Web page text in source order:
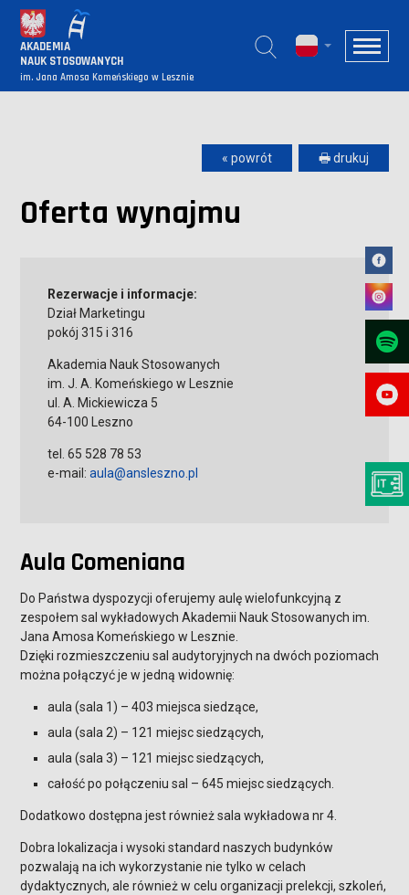
AKADEMIA
NAUK STOSOWANYCH
im. Jana Amosa Komeńskiego w Lesznie
« powrót 🖶 drukuj
Oferta wynajmu
Rezerwacje i informacje:
Dział Marketingu
pokój 315 i 316
Akademia Nauk Stosowanych
im. J. A. Komeńskiego w Lesznie
ul. A. Mickiewicza 5
64-100 Leszno
tel. 65 528 78 53
e-mail:aula@ansleszno.pl
Aula Comeniana
Do Państwa dyspozycji oferujemy aulę wielofunkcyjną z
zespołem sal wykładowych Akademii Nauk Stosowanych im.
Jana Amosa Komeńskiego w Lesznie.
Dzięki rozmieszczeniu sal audytoryjnych na dwóch poziomach
można połączyć je w jedną widownię:
aula (sala 1) – 403 miejsca siedzące,
aula (sala 2) – 121 miejsc siedzących,
aula (sala 3) – 121 miejsc siedzących,
całość po połączeniu sal – 645 miejsc siedzących.
Dodatkowo dostępna jest również sala wykładowa nr 4.
Dobra lokalizacja i wysoki standard naszych budynków
pozwalają na ich wykorzystanie nie tylko w celach
dydaktycznych, ale również w celu organizacji prelekcji, szkoleń,